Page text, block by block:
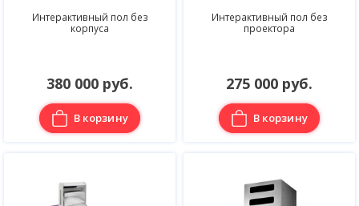
Интерактивный пол без
корпуса
380 000 руб.
В корзину
Интерактивный пол без
проектора
275 000 руб.
В корзину